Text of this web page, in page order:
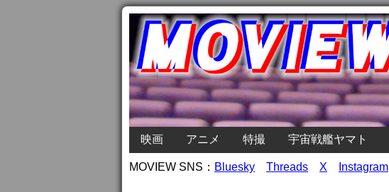
映画 アニメ 特撮 宇宙戦艦ヤマト
MOVIEW SNS： Bluesky Threads X Instagram